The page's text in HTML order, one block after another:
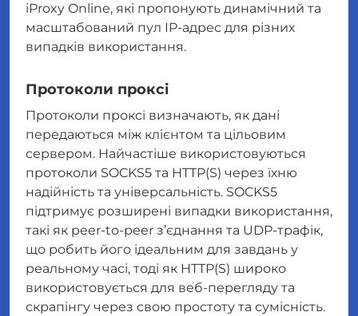
iProxy Online, які пропонують динамічний та
масштабований пул IP-адрес для різних
випадків використання.
Протоколи проксі
Протоколи проксі визначають, як дані
передаються між клієнтом та цільовим
сервером. Найчастіше використовуються
протоколи SOCKS5 та HTTP(S) через їхню
надійність та універсальність. SOCKS5
підтримує розширені випадки використання,
такі як peer-to-peer з’єднання та UDP-трафік,
що робить його ідеальним для завдань у
реальному часі, тоді як HTTP(S) широко
використовується для веб-перегляду та
скрапінгу через свою простоту та сумісність.